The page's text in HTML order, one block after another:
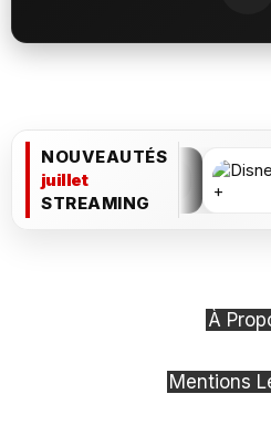
NOUVEAUTÉS
juillet
STREAMING
À
Mentions